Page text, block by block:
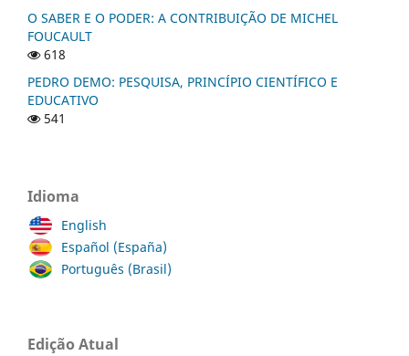
O SABER E O PODER: A CONTRIBUIÇÃO DE MICHEL
FOUCAULT
618
PEDRO DEMO: PESQUISA, PRINCÍPIO CIENTÍFICO E
EDUCATIVO
541
Idioma
English
Español (España)
Português (Brasil)
Edição Atual